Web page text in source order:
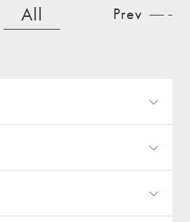
All Prev